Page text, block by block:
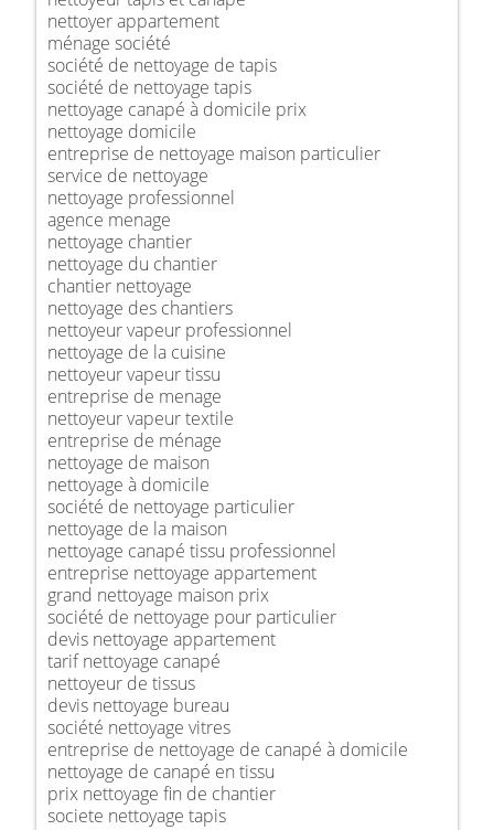
nettoyer appartement
ménage société
société de nettoyage de tapis
société de nettoyage tapis
nettoyage canapé à domicile prix
nettoyage domicile
entreprise de nettoyage maison particulier
service de nettoyage
nettoyage professionnel
agence menage
nettoyage chantier
nettoyage du chantier
chantier nettoyage
nettoyage des chantiers
nettoyeur vapeur professionnel
nettoyage de la cuisine
nettoyeur vapeur tissu
entreprise de menage
nettoyeur vapeur textile
entreprise de ménage
nettoyage de maison
nettoyage à domicile
société de nettoyage particulier
nettoyage de la maison
nettoyage canapé tissu professionnel
entreprise nettoyage appartement
grand nettoyage maison prix
société de nettoyage pour particulier
devis nettoyage appartement
tarif nettoyage canapé
nettoyeur de tissus
devis nettoyage bureau
société nettoyage vitres
entreprise de nettoyage de canapé à domicile
nettoyage de canapé en tissu
prix nettoyage fin de chantier
societe nettoyage tapis